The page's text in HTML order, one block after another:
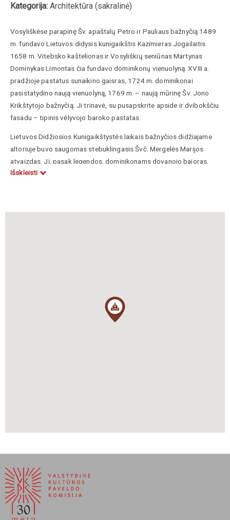
Kategorija: Architektūra (sakralinė)
Vosyliškėse parapinę Šv. apaštalų Petro ir Pauliaus bažnyčią 1489
m. fundavo Lietuvos didysis kunigaikštis Kazimieras Jogailaitis.
1658 m. Vitebsko kaštelionas ir Vosyliškių seniūnas Martynas
Dominykas Limontas čia fundavo dominikonų vienuolyną. XVIII a.
pradžioje pastatus sunaikino gaisras, 1724 m. dominikonai
pasistatydino naują vienuolyną, 1769 m. – naują mūrinę Šv. Jono
Krikštytojo bažnyčią. Ji trinavė, su pusapskrite apside ir dvibokščiu
fasadu – tipinis vėlyvojo baroko pastatas.
Lietuvos Didžiosios Kunigaikštystės laikais bažnyčios didžiajame
altoriuje buvo saugomas stebuklingasis Švč. Mergelės Marijos
atvaizdas. Jį, pasak legendos, dominikonams dovanojo bajoras,
dalyvavęs XVII a. vidurio karuose su Maskva. Patekęs į maskvėnų
tvora su baroko laikotarpiu statytais vartais.
Išskleisti